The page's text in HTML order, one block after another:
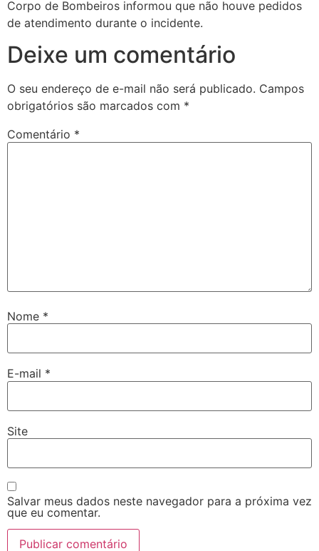
Corpo de Bombeiros informou que não houve pedidos
de atendimento durante o incidente.
Deixe um comentário
O seu endereço de e-mail não será publicado. Campos
obrigatórios são marcados com *
Comentário *
Nome *
E-mail *
Site
Salvar meus dados neste navegador para a próxima vez
que eu comentar.